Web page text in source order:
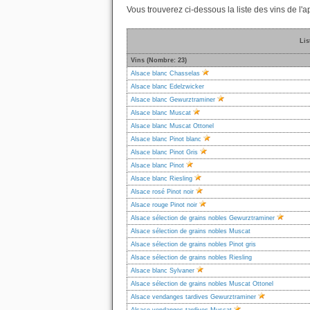
Vous trouverez ci-dessous la liste des vins de
Vins (Nombre: 23)
Alsace blanc Chasselas
Alsace blanc Edelzwicker
Alsace blanc Gewurztraminer
Alsace blanc Muscat
Alsace blanc Muscat Ottonel
Alsace blanc Pinot blanc
Alsace blanc Pinot Gris
Alsace blanc Pinot
Alsace blanc Riesling
Alsace rosé Pinot noir
Alsace rouge Pinot noir
Alsace sélection de grains nobles Gewurztraminer
Alsace sélection de grains nobles Muscat
Alsace sélection de grains nobles Pinot gris
Alsace sélection de grains nobles Riesling
Alsace blanc Sylvaner
Alsace sélection de grains nobles Muscat Ottonel
Alsace vendanges tardives Gewurztraminer